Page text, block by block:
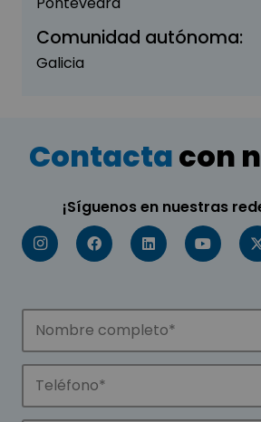
Comunidad autónoma:
Galicia
Contactacon
¡Síguenos en nuestras